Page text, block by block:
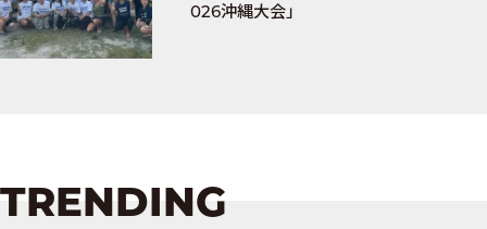
026沖縄大会」
TRENDING